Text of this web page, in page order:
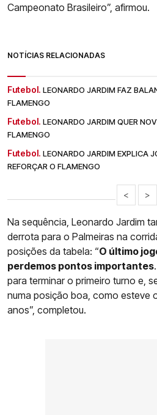
Campeonato Brasileiro”, afirmou.
NOTÍCIAS RELACIONADAS
Futebol. LEONARDO JARDIM FAZ
FLAMENGO
Futebol. LEONARDO JARDIM QUER
FLAMENGO
Futebol. LEONARDO JARDIM EXPLICA
REFORÇAR O FLAMENGO
< >
Na sequência, Leonardo Jardim
derrota para o Palmeiras na
posições da tabela: “O último
perdemos pontos importantes
para terminar o primeiro turno e,
numa posição boa, como esteve
anos”, completou.